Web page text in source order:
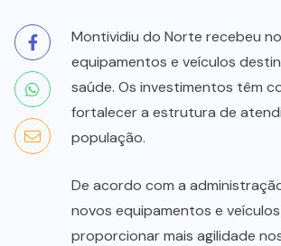
Montividiu do Norte recebeu
equipamentos e veículos
saúde. Os investimentos têm
fortalecer a estrutura de
população.
De acordo com a
novos equipamentos e
proporcionar mais agilidade